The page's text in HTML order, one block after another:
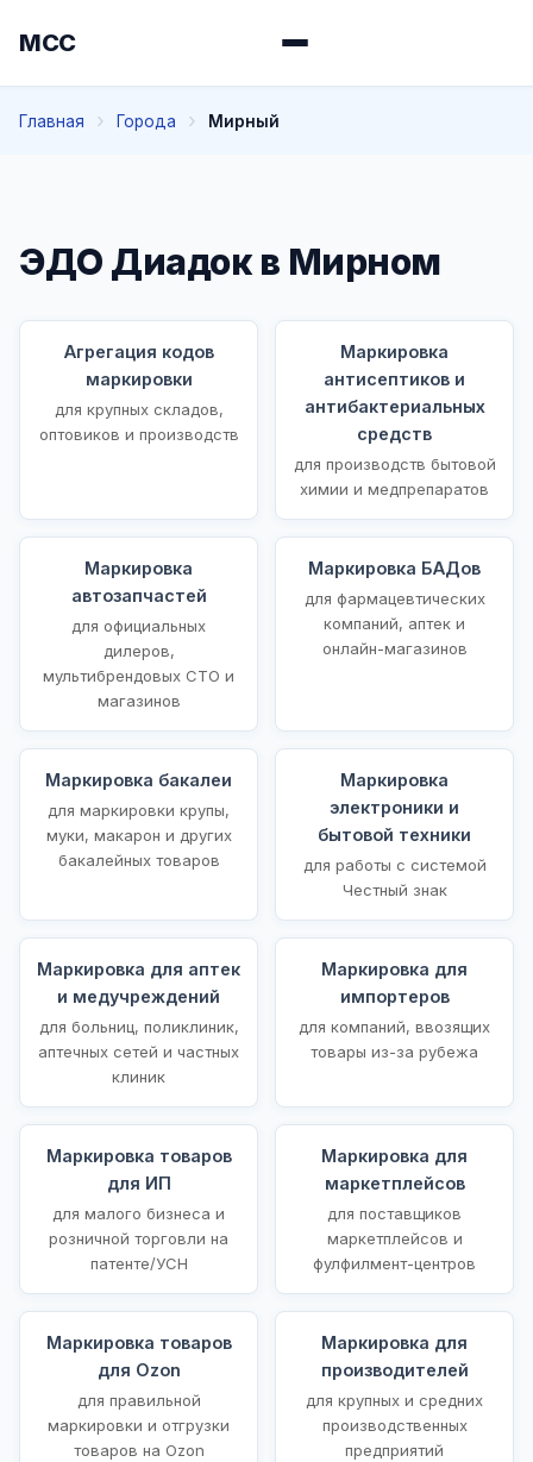
МСС
Главная Города Мирный
ЭДО Диадок в Мирном
Агрегация кодов
маркировки
для крупных складов,
оптовиков и производств
Маркировка
антисептиков и
антибактериальных
средств
для производств бытовой
химии и медпрепаратов
Маркировка
автозапчастей
для официальных
дилеров,
мультибрендовых СТО и
магазинов
Маркировка БАДов
для фармацевтических
компаний, аптек и
онлайн-магазинов
Маркировка бакалеи
для маркировки крупы,
муки, макарон и других
бакалейных товаров
Маркировка
электроники и
бытовой техники
для работы с системой
Честный знак
Маркировка для аптек
и медучреждений
для больниц, поликлиник,
аптечных сетей и частных
клиник
Маркировка для
импортеров
для компаний, ввозящих
товары из-за рубежа
Маркировка товаров
для ИП
для малого бизнеса и
розничной торговли на
патенте/УСН
Маркировка для
маркетплейсов
для поставщиков
маркетплейсов и
фулфилмент-центров
Маркировка товаров
для Ozon
для правильной
маркировки и отгрузки
товаров на Ozon
Маркировка для
производителей
для крупных и средних
производственных
предприятий